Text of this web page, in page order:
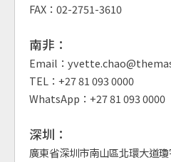
FAX：02-2751-3610
南非：
Email：
TEL：+27 81 093 0000
WhatsApp：+27 81 093 0000
深圳：
廣東省深圳市南山區北環大道